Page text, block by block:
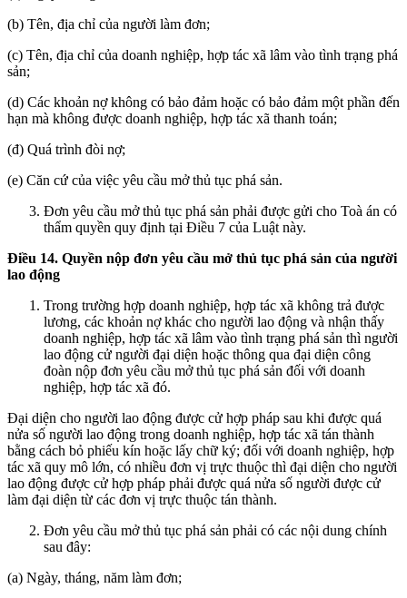
(b) Tên, địa chỉ của người làm đơn;
(c) Tên, địa chỉ của doanh nghiệp, hợp tác xã lâm vào tình trạng phá
sản;
(d) Các khoản nợ không có bảo đảm hoặc có bảo đảm một phần đến
hạn mà không được doanh nghiệp, hợp tác xã thanh toán;
(đ) Quá trình đòi nợ;
(e) Căn cứ của việc yêu cầu mở thủ tục phá sản.
Đơn yêu cầu mở thủ tục phá sản phải được gửi cho Toà án có
thẩm quyền quy định tại Điều 7 của Luật này.
Điều 14. Quyền nộp đơn yêu cầu mở thủ tục phá sản của người
lao động
Trong trường hợp doanh nghiệp, hợp tác xã không trả được
lương, các khoản nợ khác cho người lao động và nhận thấy
doanh nghiệp, hợp tác xã lâm vào tình trạng phá sản thì người
lao động cử người đại diện hoặc thông qua đại diện công
đoàn nộp đơn yêu cầu mở thủ tục phá sản đối với doanh
nghiệp, hợp tác xã đó.
Đại diện cho người lao động được cử hợp pháp sau khi được quá
nửa số người lao động trong doanh nghiệp, hợp tác xã tán thành
bằng cách bỏ phiếu kín hoặc lấy chữ ký; đối với doanh nghiệp, hợp
tác xã quy mô lớn, có nhiều đơn vị trực thuộc thì đại diện cho người
lao động được cử hợp pháp phải được quá nửa số người được cử
làm đại diện từ các đơn vị trực thuộc tán thành.
Đơn yêu cầu mở thủ tục phá sản phải có các nội dung chính
sau đây:
(a) Ngày, tháng, năm làm đơn;